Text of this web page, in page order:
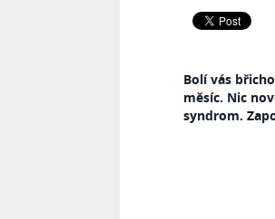
Bolí vás
měsíc. Nic
syndrom.